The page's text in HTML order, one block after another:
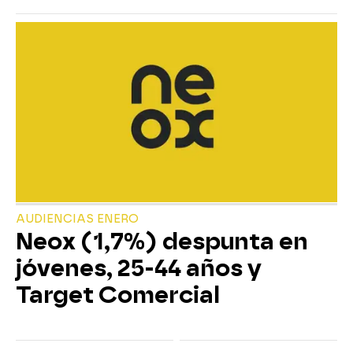
AUDIENCIAS ENERO
Neox (1,7%) despunta en
jóvenes, 25-44 años y
Target Comercial